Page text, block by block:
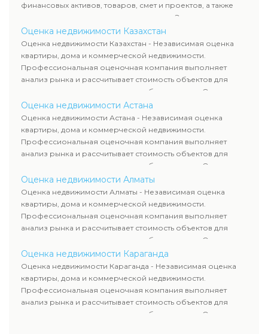
финансовых активов, товаров, смет и проектов, а также
оценка животных и недропользования. Эксперты
определяют рыночную стоимость имущества и
рассчитывают ущерб. Все отчеты соответствуют
требованиям законодательства и используются для
сделок, кредитования и судебных процессов.
Оценка недвижимости Казахстан
Оценка недвижимости Казахстан - Независимая оценка
квартиры, дома и коммерческой недвижимости.
Профессиональная оценочная компания выполняет
анализ рынка и рассчитывает стоимость объектов для
продажи, ипотеки, аренды и судебных споров. Оценка
недвижимости включает современные методы и
гарантирует объективные результаты. Отчеты
используются для банков, судов и страховых компаний по
всему Казахстану.
Оценка недвижимости Астана
Оценка недвижимости Астана - Независимая оценка
квартиры, дома и коммерческой недвижимости.
Профессиональная оценочная компания выполняет
анализ рынка и рассчитывает стоимость объектов для
продажи, ипотеки, аренды и судебных споров. Оценка
недвижимости включает современные методы и
гарантирует объективные результаты. Отчеты
используются для банков, судов и страховых компаний по
всему Казахстану.
Оценка недвижимости Алматы
Оценка недвижимости Алматы - Независимая оценка
квартиры, дома и коммерческой недвижимости.
Профессиональная оценочная компания выполняет
анализ рынка и рассчитывает стоимость объектов для
продажи, ипотеки, аренды и судебных споров. Оценка
недвижимости включает современные методы и
гарантирует объективные результаты. Отчеты
используются для банков, судов и страховых компаний по
всему Казахстану.
Оценка недвижимости Караганда
Оценка недвижимости Караганда - Независимая оценка
квартиры, дома и коммерческой недвижимости.
Профессиональная оценочная компания выполняет
анализ рынка и рассчитывает стоимость объектов для
продажи, ипотеки, аренды и судебных споров. Оценка